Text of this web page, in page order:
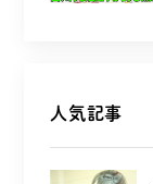
人気記事